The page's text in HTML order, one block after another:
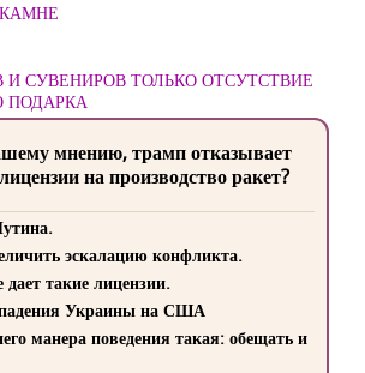
СУВЕНИРОВ ТОЛЬКО ОТСУТСТВИЕ
ПОДАРКА
мнению, трамп отказывает
на производство ракет?
эскалацию конфликта.
такие лицензии.
Украины на США
манера поведения такая: обещать и